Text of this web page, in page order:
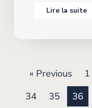
Lire la suite
« Previous 1
34
35 36